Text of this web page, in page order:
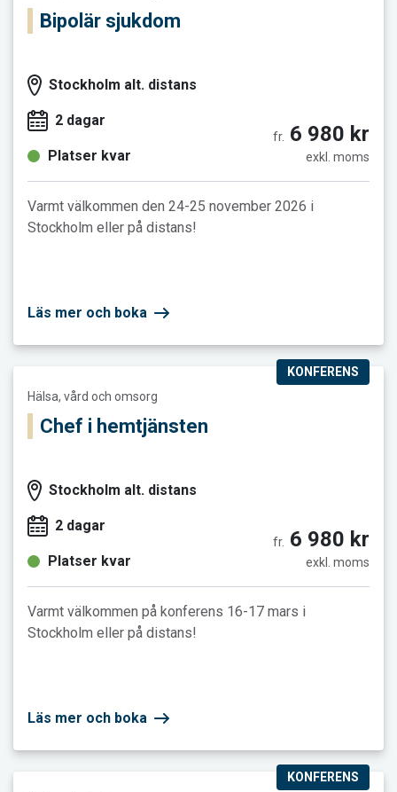
Bipolär sjukdom
Stockholm alt. distans
2 dagar
Platser kvar
fr. 6 980 kr
exkl. moms
Varmt välkommen den 24-25 november 2026 i
Stockholm eller på distans!
Läs mer och boka
KONFERENS
Hälsa, vård och omsorg
Chef i hemtjänsten
Stockholm alt. distans
2 dagar
Platser kvar
fr. 6 980 kr
exkl. moms
Varmt välkommen på konferens 16-17 mars i
Stockholm eller på distans!
Läs mer och boka
Läs mer och boka Chef inom personlig assistansKONFERENS